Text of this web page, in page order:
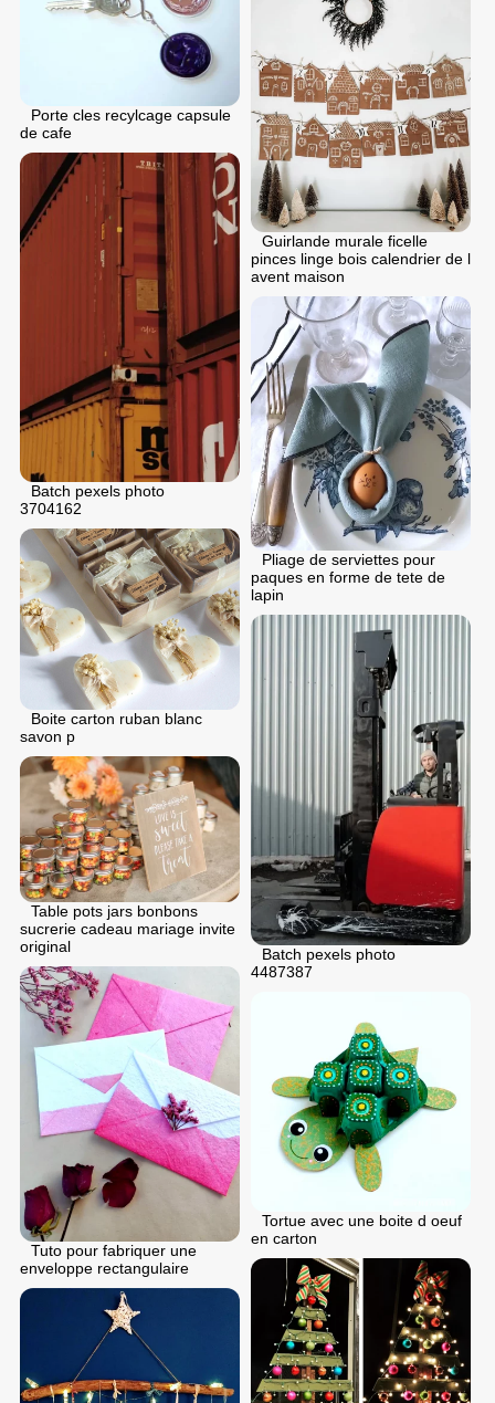
Porte cles recylcage capsule
de cafe
Guirlande murale ficelle
pinces linge bois calendrier de l
avent maison
Batch pexels photo
3704162
Pliage de serviettes pour
paques en forme de tete de
lapin
Boite carton ruban blanc
savon p
Batch pexels photo
4487387
Table pots jars bonbons
sucrerie cadeau mariage invite
original
Tuto pour fabriquer une
enveloppe rectangulaire
Tortue avec une boite d oeuf
en carton